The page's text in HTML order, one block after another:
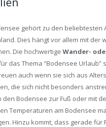
gehört zu den
Dies hängt vor allem mit
Die hochwertige Wander-
das Thema “Bodensee
auch wenn sie sich aus
die sich nicht besonders
den Bodensee zur Fuß oder mit
Temperaturen am Bodensee
Hinzu kommt, dass gerade